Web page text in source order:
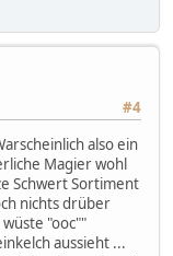
#4
also ein
Magier wohl
Schwert Sortiment
nichts drüber
"ooc""
aussieht ...